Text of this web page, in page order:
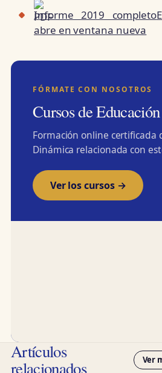
Informe 2019 completo
abre en ventana nueva
FÓRMATE CON NOSOTROS
Cursos de Educación
Formación online certificada
Dinámica relacionada con
Ver los cursos →
Artículos
relacionados Ver